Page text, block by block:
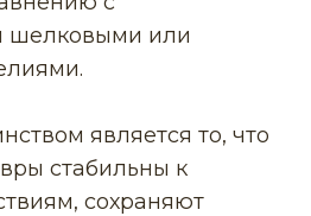
шелковыми или
является то, что
стабильны к
сохраняют